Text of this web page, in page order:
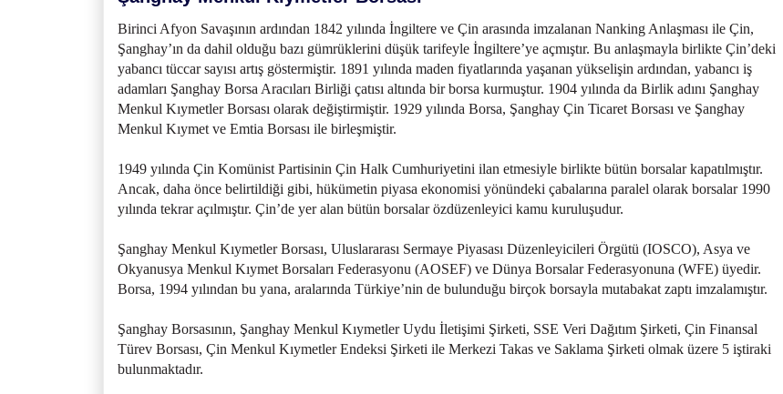
Birinci Afyon Savaşının ardından 1842 yılında İngiltere ve Çin arasında imzalanan Nanking Anlaşması ile Çin,
Şanghay’ın da dahil olduğu bazı gümrüklerini düşük tarifeyle İngiltere’ye açmıştır. Bu anlaşmayla birlikte Çin’deki
yabancı tüccar sayısı artış göstermiştir. 1891 yılında maden fiyatlarında yaşanan yükselişin ardından, yabancı iş
adamları Şanghay Borsa Aracıları Birliği çatısı altında bir borsa kurmuştur. 1904 yılında da Birlik adını Şanghay
Menkul Kıymetler Borsası olarak değiştirmiştir. 1929 yılında Borsa, Şanghay Çin Ticaret Borsası ve Şanghay
Menkul Kıymet ve Emtia Borsası ile birleşmiştir.
1949 yılında Çin Komünist Partisinin Çin Halk Cumhuriyetini ilan etmesiyle birlikte bütün borsalar kapatılmıştır.
Ancak, daha önce belirtildiği gibi, hükümetin piyasa ekonomisi yönündeki çabalarına paralel olarak borsalar 1990
yılında tekrar açılmıştır. Çin’de yer alan bütün borsalar özdüzenleyici kamu kuruluşudur.
Şanghay Menkul Kıymetler Borsası, Uluslararası Sermaye Piyasası Düzenleyicileri Örgütü (IOSCO), Asya ve
Okyanusya Menkul Kıymet Borsaları Federasyonu (AOSEF) ve Dünya Borsalar Federasyonuna (WFE) üyedir.
Borsa, 1994 yılından bu yana, aralarında Türkiye’nin de bulunduğu birçok borsayla mutabakat zaptı imzalamıştır.
Şanghay Borsasının, Şanghay Menkul Kıymetler Uydu İletişimi Şirketi, SSE Veri Dağıtım Şirketi, Çin Finansal
Türev Borsası, Çin Menkul Kıymetler Endeksi Şirketi ile Merkezi Takas ve Saklama Şirketi olmak üzere 5 iştiraki
bulunmaktadır.